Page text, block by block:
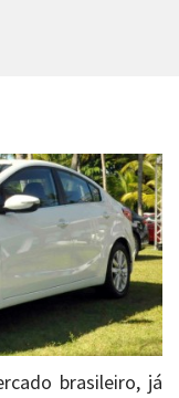
brasileiro, já